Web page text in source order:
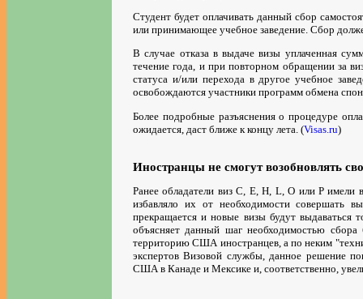
Студент будет оплачивать данный сбор
или принимающее учебное заведение. Сбор
В случае отказа в выдаче визы уплаченная
течение года, и при повторном обращении за
статуса и/или перехода в другое учебное
освобождаются участники программ обмена
Более подробные разъяснения о процедуре
ожидается, даст ближе к концу лета. (Visas.ru)
Иностранцы не смогут возобновлять
Ранее обладатели виз C, E, H, L, O или P имели
избавляло их от необходимости совершать
прекращается и новые визы будут
объясняет данный шаг необходимостью
территорию США иностранцев, а по неким
экспертов Визовой службы, данное решение
США в Канаде и Мексике и, соответственно,